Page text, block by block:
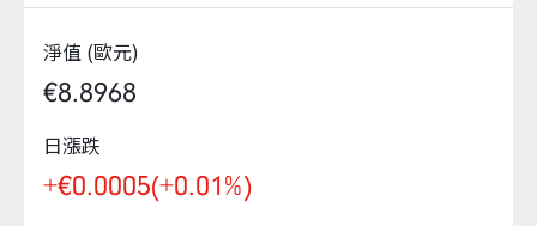
淨值 (歐元)
€8.8968
日漲跌
+€0.0005(+0.01%)